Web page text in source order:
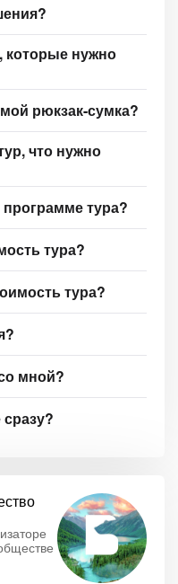
нужно
рюкзак-сумка?
что нужно
тура?
тура?
тура?
мной?